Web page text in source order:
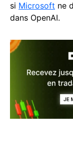
si Microsoft ne
dans OpenAI.